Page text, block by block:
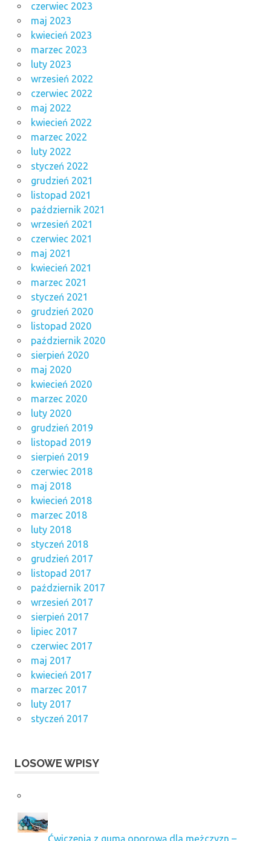
czerwiec 2023
maj 2023
kwiecień 2023
marzec 2023
luty 2023
wrzesień 2022
czerwiec 2022
maj 2022
kwiecień 2022
marzec 2022
luty 2022
styczeń 2022
grudzień 2021
listopad 2021
październik 2021
wrzesień 2021
czerwiec 2021
maj 2021
kwiecień 2021
marzec 2021
styczeń 2021
grudzień 2020
listopad 2020
październik 2020
sierpień 2020
maj 2020
kwiecień 2020
marzec 2020
luty 2020
grudzień 2019
listopad 2019
sierpień 2019
czerwiec 2018
maj 2018
kwiecień 2018
marzec 2018
luty 2018
styczeń 2018
grudzień 2017
listopad 2017
październik 2017
wrzesień 2017
sierpień 2017
lipiec 2017
czerwiec 2017
maj 2017
kwiecień 2017
marzec 2017
luty 2017
styczeń 2017
LOSOWE WPISY
Ćwiczenia z gumą oporową dla mężczyzn –